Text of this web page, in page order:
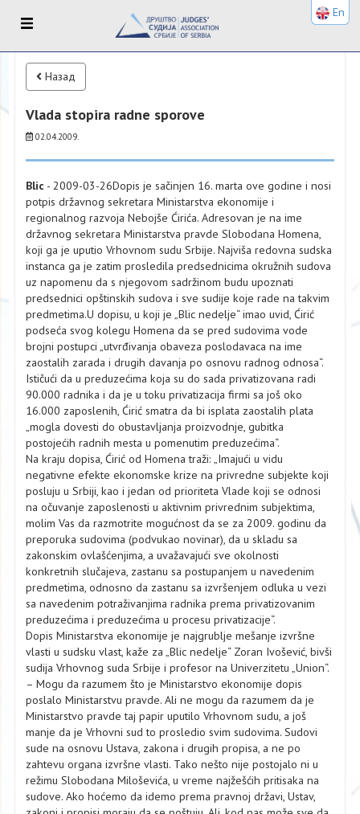
Назад
Vlada stopira radne sporove
02.04.2009.
Blic- 2009-03-26Dopis je sačinjen 16. marta ove godine i nosi
potpis državnog sekretara Ministarstva ekonomije i
regionalnog razvoja Nebojše Ćirića. Adresovan je na ime
državnog sekretara Ministarstva pravde Slobodana Homena,
koji ga je uputio Vrhovnom sudu Srbije. Najviša redovna sudska
instanca ga je zatim prosledila predsednicima okružnih sudova
uz napomenu da s njegovom sadržinom budu upoznati
predsednici opštinskih sudova i sve sudije koje rade na takvim
predmetima.U dopisu, u koji je „Blic nedelje“ imao uvid, Ćirić
podseća svog kolegu Homena da se pred sudovima vode
brojni postupci „utvrđivanja obaveza poslodavaca na ime
zaostalih zarada i drugih davanja po osnovu radnog odnosa“.
Ističući da u preduzećima koja su do sada privatizovana radi
90.000 radnika i da je u toku privatizacija firmi sa još oko
16.000 zaposlenih, Ćirić smatra da bi isplata zaostalih plata
„mogla dovesti do obustavljanja proizvodnje, gubitka
postojećih radnih mesta u pomenutim preduzećima“.
Na kraju dopisa, Ćirić od Homena traži: „Imajući u vidu
negativne efekte ekonomske krize na privredne subjekte koji
posluju u Srbiji, kao i jedan od prioriteta Vlade koji se odnosi
na očuvanje zaposlenosti u aktivnim privrednim subjektima,
molim Vas da razmotrite mogućnost da se za 2009. godinu da
preporuka sudovima (podvukao novinar), da u skladu sa
zakonskim ovlašćenjima, a uvažavajući sve okolnosti
konkretnih slučajeva, zastanu sa postupanjem u navedenim
predmetima, odnosno da zastanu sa izvršenjem odluka u vezi
sa navedenim potraživanjima radnika prema privatizovanim
preduzećima i preduzećima u procesu privatizacije“.
Dopis Ministarstva ekonomije je najgrublje mešanje izvršne
vlasti u sudsku vlast, kaže za „Blic nedelje“ Zoran Ivošević, bivši
sudija Vrhovnog suda Srbije i profesor na Univerzitetu „Union“.
– Mogu da razumem što je Ministarstvo ekonomije dopis
poslalo Ministarstvu pravde. Ali ne mogu da razumem da je
Ministarstvo pravde taj papir uputilo Vrhovnom sudu, a još
manje da je Vrhovni sud to prosledio svim sudovima. Sudovi
sude na osnovu Ustava, zakona i drugih propisa, a ne po
zahtevu organa izvršne vlasti. Tako nešto nije postojalo ni u
režimu Slobodana Miloševića, u vreme najžešćih pritisaka na
sudove. Ako hoćemo da idemo prema pravnoj državi, Ustav,
En